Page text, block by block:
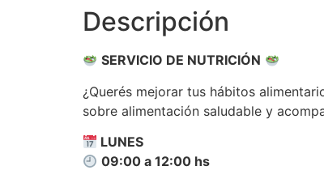
Descripción
SERVICIO DE NUTRICIÓN
¿Querés mejorar tus hábitos
sobre alimentación saludable y
LUNES
09:00 a 12:00 hs